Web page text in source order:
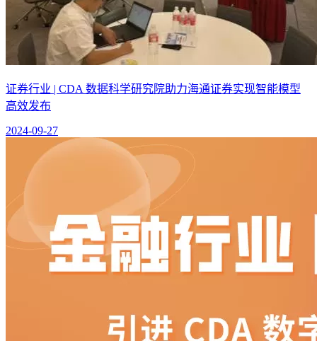
证券行业 | CDA 数据科学研究院助力海通证券实现智能模型
高效发布
2024-09-27